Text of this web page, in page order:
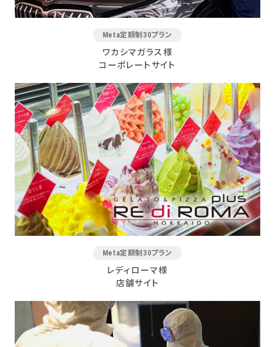
Meta定額制30プラン
ワカシマガラス様
コーポレートサイト
Meta定額制30プラン
レディローマ様
店舗サイト